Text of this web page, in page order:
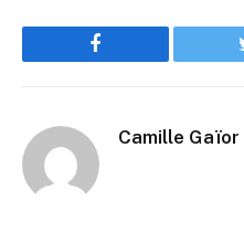
Facebook
Camille Gaïor